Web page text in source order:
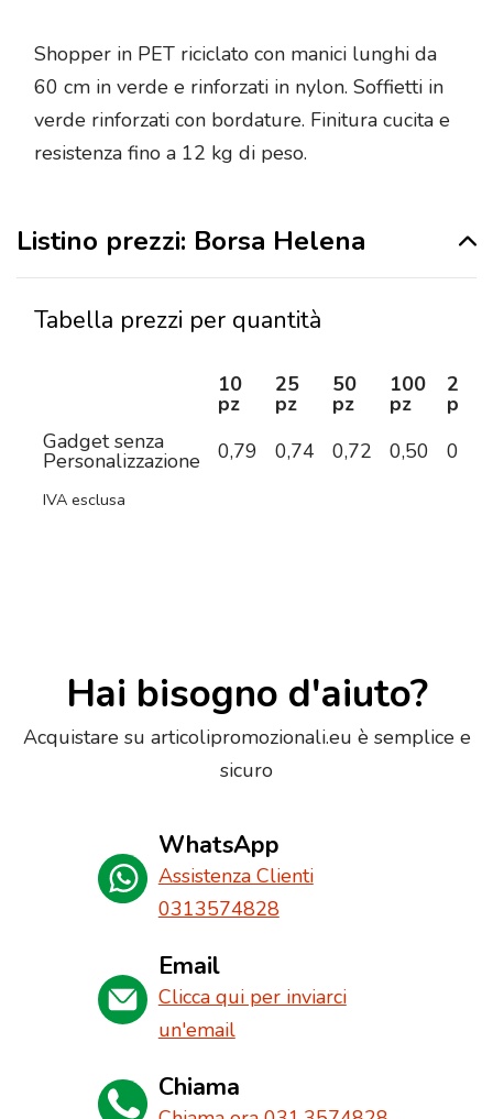
Shopper in PET riciclato con manici lunghi da
60 cm in verde e rinforzati in nylon. Soffietti in
verde rinforzati con bordature. Finitura cucita e
resistenza fino a 12 kg di peso.
Listino prezzi: Borsa Helena
Tabella prezzi per quantità
10
pz
25
pz
50
pz
100
pz
250
pz
Gadget senza
Personalizzazione 0,79 0,74 0,72 0,50 0,48
IVA esclusa
Hai bisogno d'aiuto?
Acquistare su articolipromozionali.eu è semplice e
sicuro
WhatsApp
Assistenza Clienti
0313574828
Email
Clicca qui per inviarci
un'email
Chiama